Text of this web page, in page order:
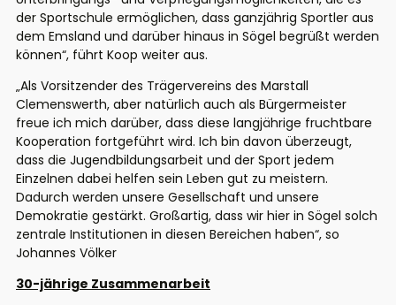
der Sportschule ermöglichen, dass ganzjährig Sportler aus
dem Emsland und darüber hinaus in Sögel begrüßt werden
können“, führt Koop weiter aus.
„Als Vorsitzender des Trägervereins des Marstall
Clemenswerth, aber natürlich auch als Bürgermeister
freue ich mich darüber, dass diese langjährige fruchtbare
Kooperation fortgeführt wird. Ich bin davon überzeugt,
dass die Jugendbildungsarbeit und der Sport jedem
Einzelnen dabei helfen sein Leben gut zu meistern.
Dadurch werden unsere Gesellschaft und unsere
Demokratie gestärkt. Großartig, dass wir hier in Sögel solch
zentrale Institutionen in diesen Bereichen haben“, so
Johannes Völker
30-jährige Zusammenarbeit